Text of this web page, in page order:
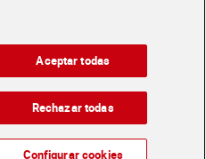
aquí!
Aceptar todas
Rechazar todas
Configurar cookies